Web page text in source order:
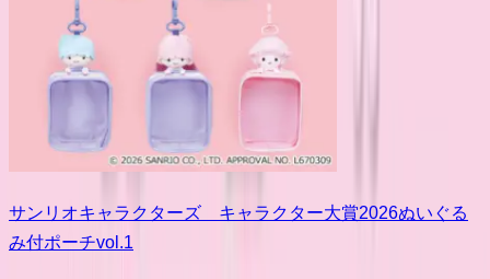
サンリオキャラクターズ キャラクター大賞2026ぬいぐる
み付ポーチvol.1